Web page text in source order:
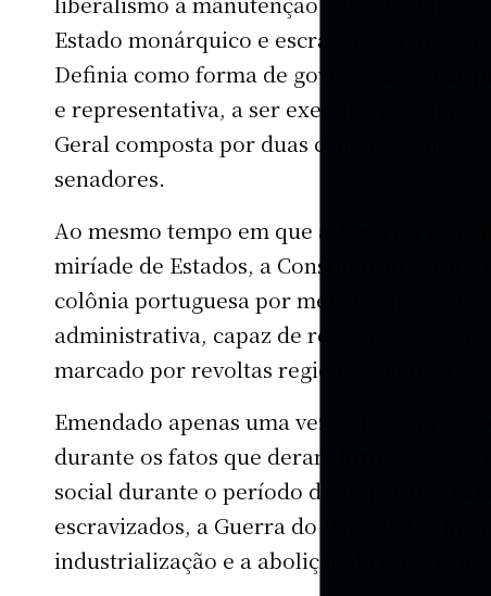
Estado monárquico e escravocrata que
Definia como forma de governo a
e representativa, a ser exercida pelo
Geral composta por duas câmaras, uma de
senadores.
Ao mesmo tempo em que a América
miríade de Estados, a Constituição
colônia portuguesa por meio de uma
administrativa, capaz de resistir ao
marcado por revoltas regionais, entre
Emendado apenas uma vez, o texto
durante os fatos que deram forma à Nação
social durante o período do Império: a
escravizados, a Guerra do Paraguai, o
industrialização e a abolição da escravidão.